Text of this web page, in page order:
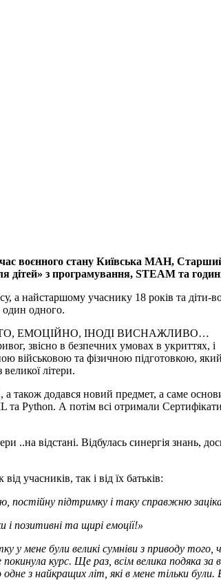
час воєнного стану Київська МАН,
дітей» з програмування, STEAM та
найстаршому учаснику 18 років та діти-
одного.
КРУТО, ЕМОЦІЙНО, ІНОДІ ВИСНАЖЛИВО…
звісно в безпечних умовах в укриттях,
військовою та фізичною підготовкою,
літери.
додався новий предмет, а саме
Python. А потім всі отримали
відстані. Відбулась синергія знань,
учасників, так і від їх батьків:
підтримку і таку справжню
позитивні та щирі емоції!»
у мене були великі сумніви з приводу
курс. Ще раз, всім велика подяка за
з найкращих літ, які в мене тільки були.